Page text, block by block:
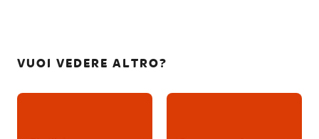
VUOI VEDERE ALTRO?